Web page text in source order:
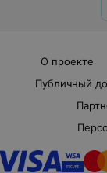
О проекте
Публичный